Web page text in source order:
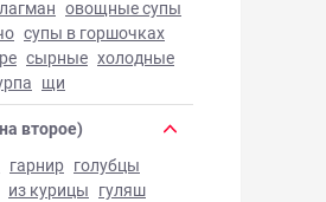
лагман овощные супы
супы в горшочках
сырные холодные
щи
второе)
гарнир голубцы
из курицы гуляш